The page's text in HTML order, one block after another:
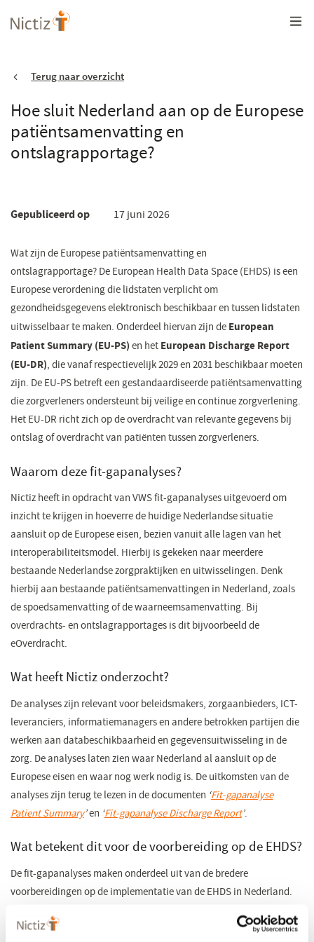
Overslaan
en
gaanTerug naar overzicht
Hoe sluit Nederland aan op de Europese
patiëntsamenvatting en
ontslagrapportage?
Gepubliceerd op 17 juni 2026
Wat zijn de Europese patiëntsamenvatting en
ontslagrapportage? De European Health Data Space (EHDS) is een
Europese verordening die lidstaten verplicht om
gezondheidsgegevens elektronisch beschikbaar en tussen lidstaten
uitwisselbaar te maken. Onderdeel hiervan zijn de European
Patient Summary (EU-PS) en het European Discharge Report
(EU-DR), die vanaf respectievelijk 2029 en 2031 beschikbaar moeten
zijn. De EU-PS betreft een gestandaardiseerde patiëntsamenvatting
die zorgverleners ondersteunt bij veilige en continue zorgverlening.
Het EU-DR richt zich op de overdracht van relevante gegevens bij
ontslag of overdracht van patiënten tussen zorgverleners.
Waarom deze fit-gapanalyses?
Nictiz heeft in opdracht van VWS fit-gapanalyses uitgevoerd om
inzicht te krijgen in hoeverre de huidige Nederlandse situatie
aansluit op de Europese eisen, bezien vanuit alle lagen van het
interoperabiliteitsmodel. Hierbij is gekeken naar meerdere
bestaande Nederlandse zorgpraktijken en uitwisselingen. Denk
hierbij aan bestaande patiëntsamenvattingen in Nederland, zoals
de spoedsamenvatting of de waarneemsamenvatting. Bij
overdrachts- en ontslagrapportages is dit bijvoorbeeld de
eOverdracht.
Wat heeft Nictiz onderzocht?
De analyses zijn relevant voor beleidsmakers, zorgaanbieders, ICT-
leveranciers, informatiemanagers en andere betrokken partijen die
werken aan databeschikbaarheid en gegevensuitwisseling in de
zorg. De analyses laten zien waar Nederland al aansluit op de
Europese eisen en waar nog werk nodig is. De uitkomsten van de
analyses zijn terug te lezen in de documenten ‘Fit-gapanalyse
Patient Summary’en ‘Fit-gapanalyse Discharge Report’.
Wat betekent dit voor de voorbereiding op de EHDS?
De fit-gapanalyses maken onderdeel uit van de bredere
voorbereidingen op de implementatie van de EHDS in Nederland.
ter ondersteuning van beleidskeuzes rondom de implementatie van